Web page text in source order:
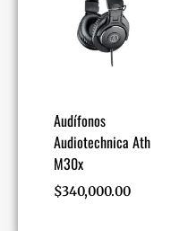
Audífonos
Audiotechnica Ath
M30x
$340,000.00